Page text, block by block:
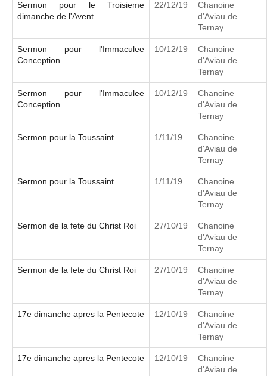
Sermon pour le Troisieme
dimanche de l'Avent
22/12/19
Chanoine
d'Aviau de
Ternay
Sermon pour l'Immaculee
Conception
10/12/19
Chanoine
d'Aviau de
Ternay
Sermon pour l'Immaculee
Conception
10/12/19
Chanoine
d'Aviau de
Ternay
Sermon pour la Toussaint 1/11/19
Chanoine
d'Aviau de
Ternay
Sermon pour la Toussaint 1/11/19
Chanoine
d'Aviau de
Ternay
Sermon de la fete du Christ Roi 27/10/19
Chanoine
d'Aviau de
Ternay
Sermon de la fete du Christ Roi 27/10/19
Chanoine
d'Aviau de
Ternay
17e dimanche apres la Pentecote 12/10/19
Chanoine
d'Aviau de
Ternay
17e dimanche apres la Pentecote 12/10/19
Chanoine
d'Aviau de